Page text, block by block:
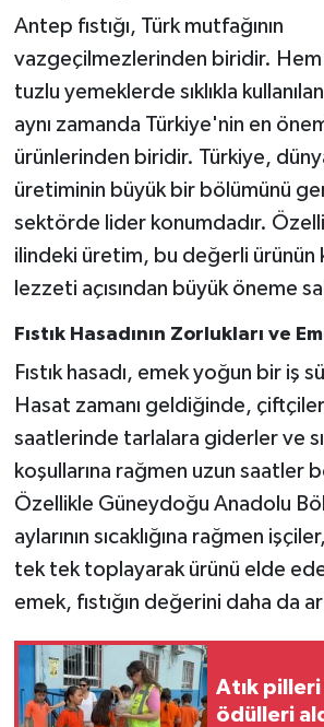
Antep fıstığı, Türk mutfağının
vazgeçilmezlerinden biridir. Hem
tuzlu yemeklerde sıklıkla
aynı zamanda Türkiye'nin en
ürünlerinden biridir. Türkiye,
üretiminin büyük bir bölümünü
sektörde lider konumdadır.
ilindeki üretim, bu değerli ürünün
lezzeti açısından büyük öneme
Fıstık Hasadının Zorlukları ve
Fıstık hasadı, emek yoğun bir iş
Hasat zamanı geldiğinde,
saatlerinde tarlalara giderler ve
koşullarına rağmen uzun saatler
Özellikle Güneydoğu Anadolu
aylarının sıcaklığına rağmen
tek tek toplayarak ürünü elde
emek, fıstığın değerini daha da
Atık
ödülleri